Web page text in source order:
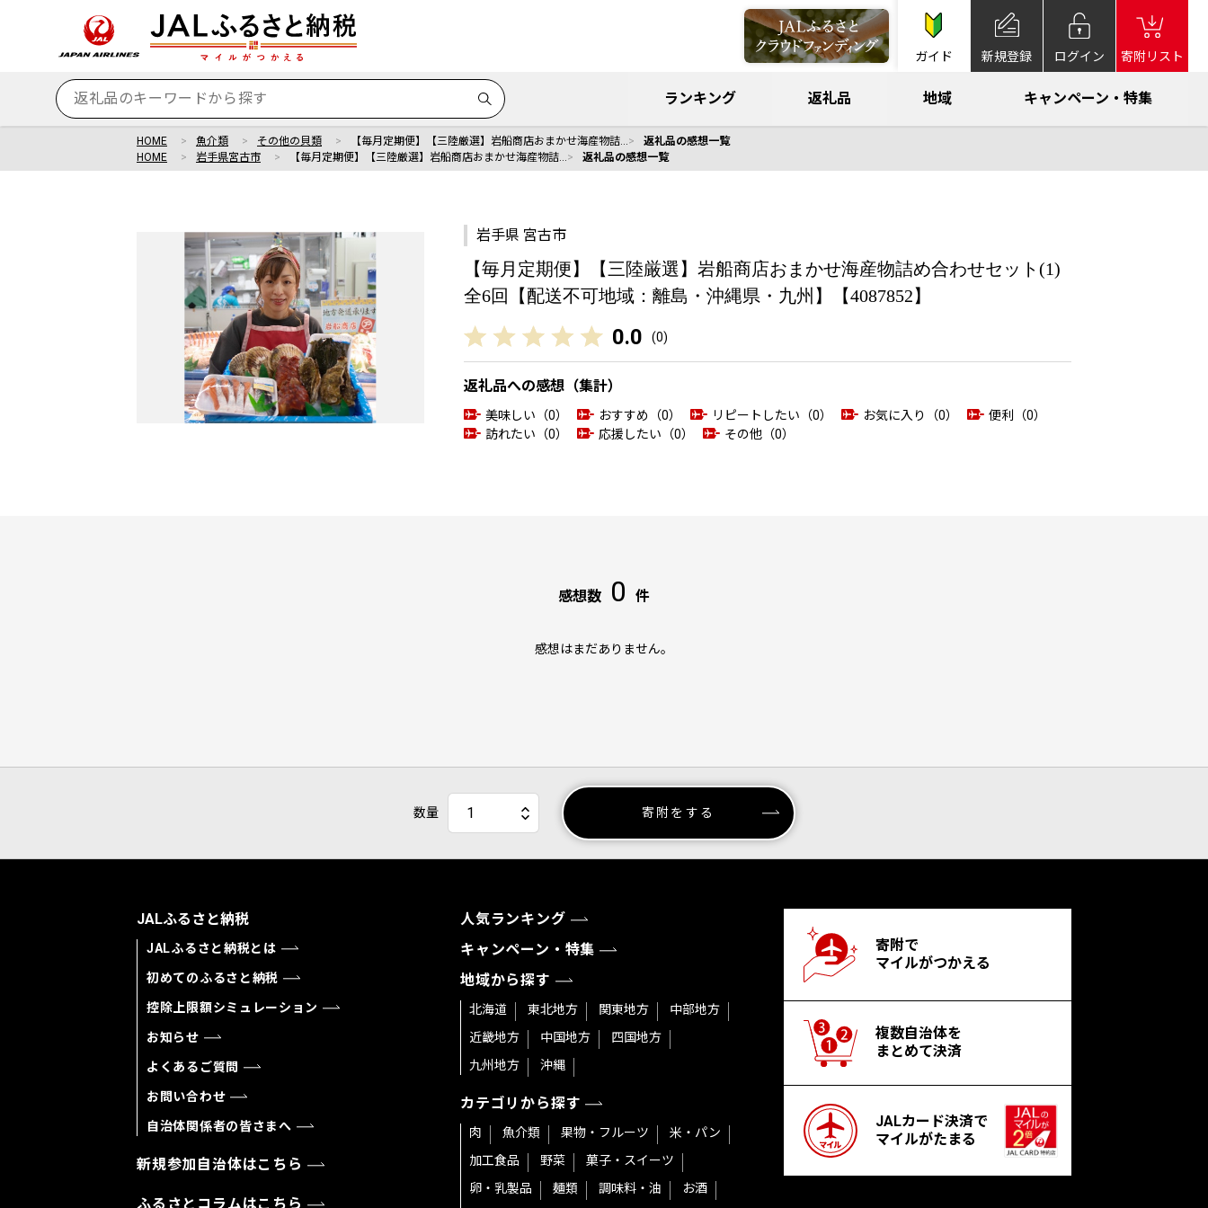
ガイド 新規登録 ログイン 寄附リスト
ランキング 返礼品 地域 キャンペーン・特集
HOME 魚介類 その他の貝類 【毎月定期便】【三陸厳選】岩船商店おまかせ海産物詰…
返礼品の感想一覧
HOME
岩手県宮古市 【毎月定期便】【三陸厳選】岩船商店おまかせ海産物詰… 返礼品の感想一覧
岩手県 宮古市
【毎月定期便】【三陸厳選】岩船商店おまかせ海産物詰め合わせセット(1)
全6回【配送不可地域：離島・沖縄県・九州】【4087852】
0.0 (0)
返礼品への感想（集計）
美味しい（0） おすすめ（0） リピートしたい（0） お気に入り（0）
便利（0）
訪れたい（0）
応援したい（0） その他（0）
感想数 0 件
感想はまだありません。
数量 寄附をする
JALふるさと納税
JALふるさと納税とは
初めてのふるさと納税
控除上限額シミュレーション
お知らせ
よくあるご質問
お問い合わせ
自治体関係者の皆さまへ
新規参加自治体はこちら
ふるさとコラムはこちら
人気ランキング
キャンペーン・特集
地域から探す
北海道 東北地方 関東地方
中部地方
近畿地方
中国地方
四国地方
九州地方
沖縄
カテゴリから探す
肉 魚介類 果物・フルーツ
米・パン
加工食品
野菜
菓子・スイーツ
卵・乳製品
麺類 調味料・油 お酒
寄附で
マイルがつかえる
複数自治体を
まとめて決済
JALカード決済で
マイルがたまる